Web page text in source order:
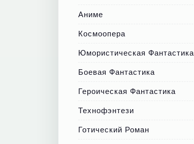
Аниме
Космоопера
Юмористическая Фантастика
Боевая Фантастика
Героическая Фантастика
Технофэнтези
Готический Роман